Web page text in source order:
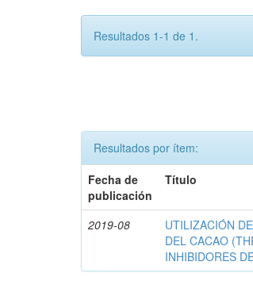
Resultados 1-1 de 1.
Resultados por ítem:
Fecha de
publicación
Título
2019-08
UTILIZACIÓN
DEL CACAO
INHIBIDORES